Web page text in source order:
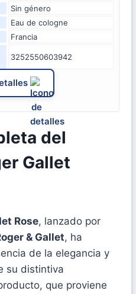
Sin género
Eau de cologne
Francia
3252550603942
del
Gallet
Rose, lanzado por
& Gallet, ha
de la elegancia y
su distintiva
que proviene